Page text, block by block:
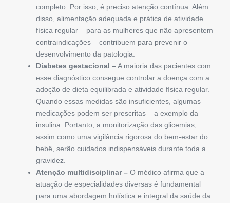
completo. Por isso, é preciso atenção contínua. Além
disso, alimentação adequada e prática de atividade
física regular – para as mulheres que não apresentem
contraindicações – contribuem para prevenir o
desenvolvimento da patologia.
Diabetes gestacional –A maioria das pacientes com
esse diagnóstico consegue controlar a doença com a
adoção de dieta equilibrada e atividade física regular.
Quando essas medidas são insuficientes, algumas
medicações podem ser prescritas – a exemplo da
insulina. Portanto, a monitorização das glicemias,
assim como uma vigilância rigorosa do bem-estar do
bebê, serão cuidados indispensáveis durante toda a
gravidez.
Atenção multidisciplinar– O médico afirma que a
atuação de especialidades diversas é fundamental
para uma abordagem holística e integral da saúde da